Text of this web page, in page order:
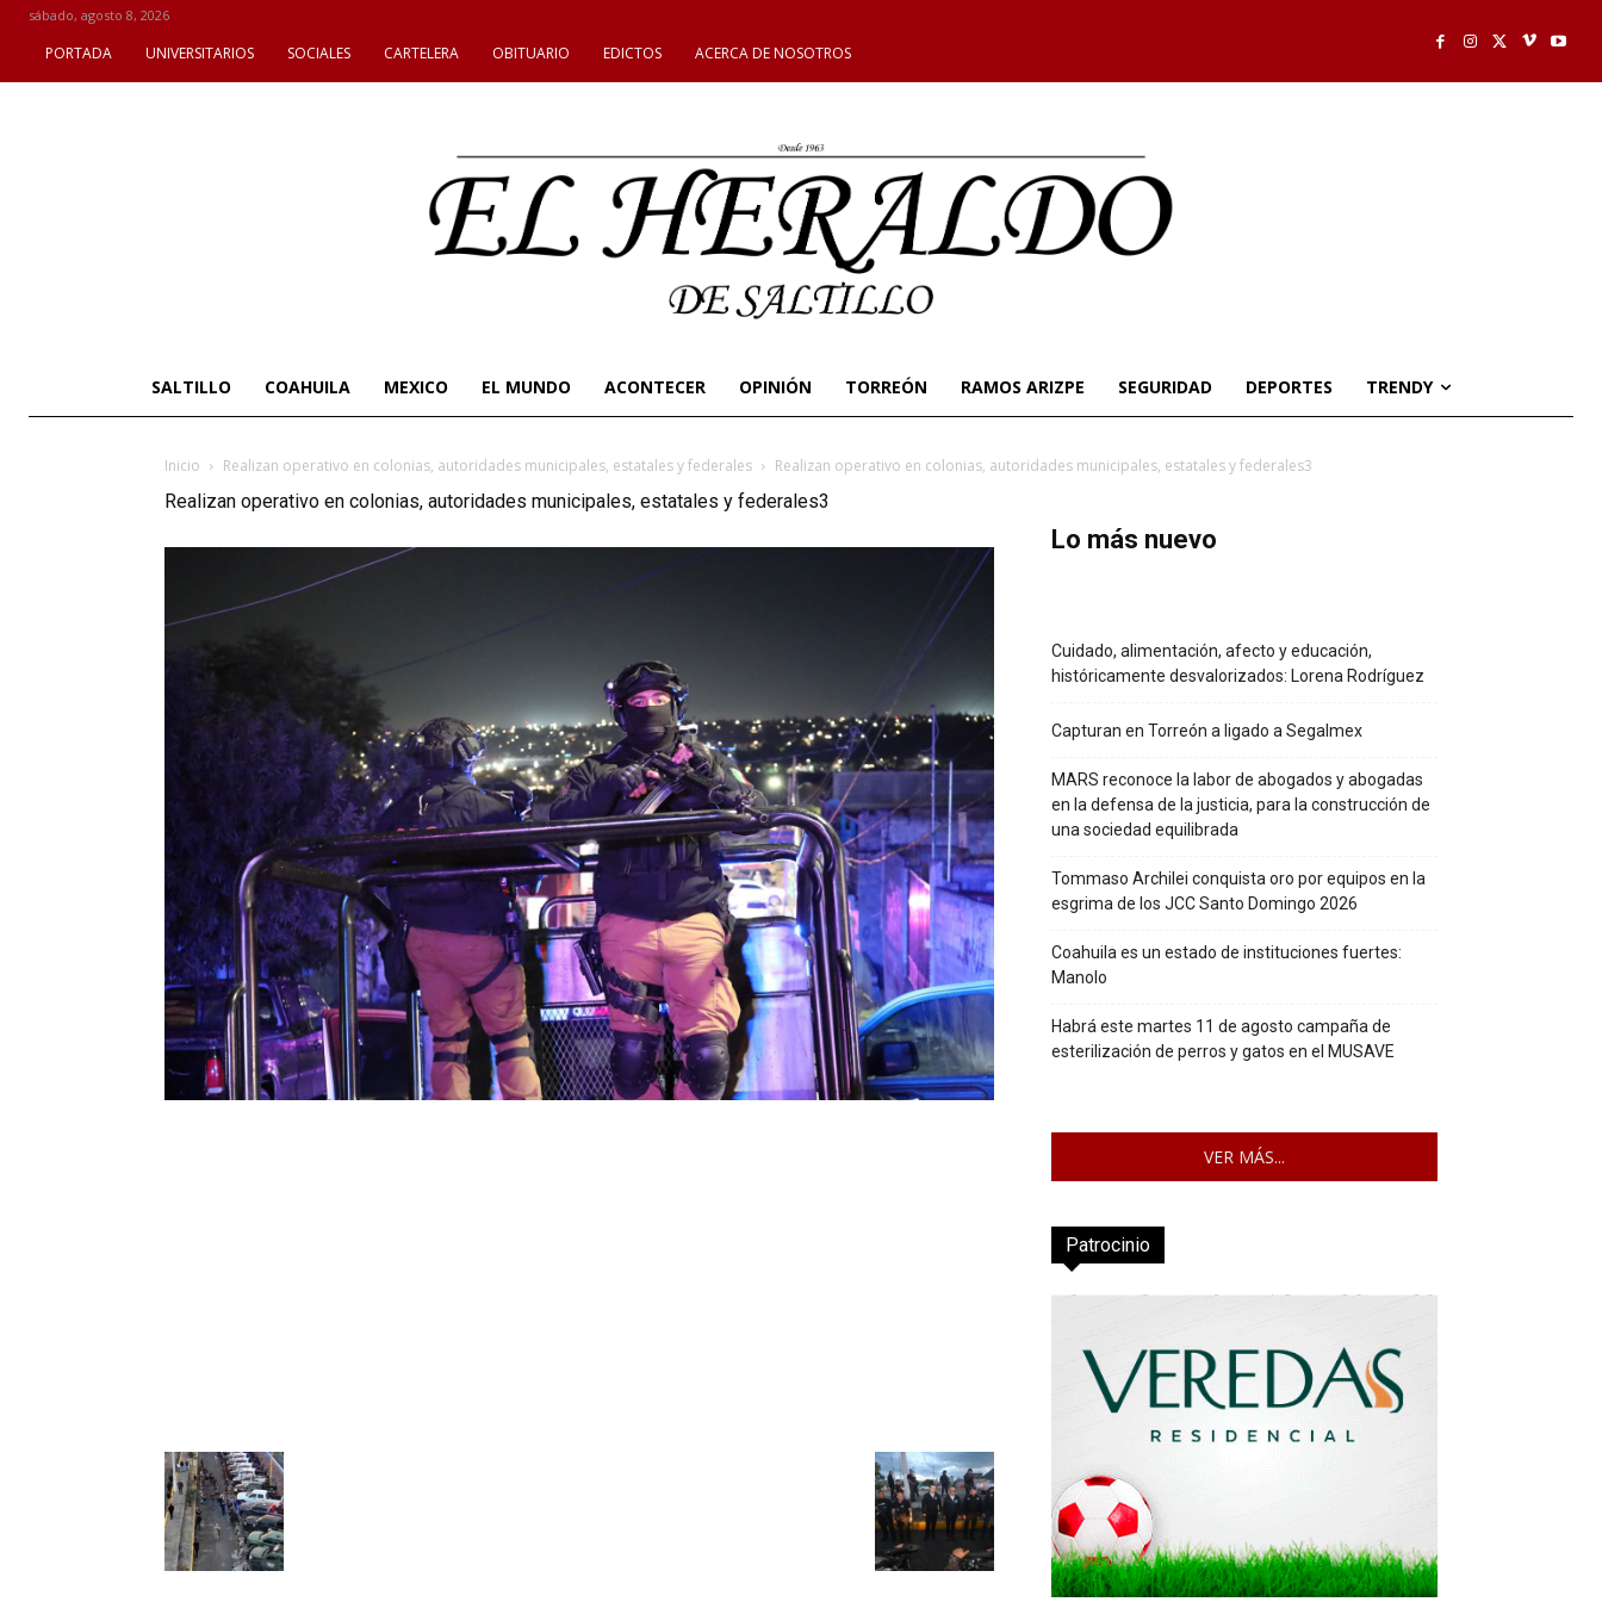
sábado, agosto 8, 2026
PORTADA UNIVERSITARIOS SOCIALES CARTELERA OBITUARIO EDICTOS ACERCA DE NOSOTROS
SALTILLO COAHUILA MEXICO EL MUNDO ACONTECER OPINIÓN TORREÓN RAMOS ARIZPE SEGURIDAD DEPORTES TRENDY
Inicio Realizan operativo en colonias, autoridades municipales, estatales y federales Realizan operativo en colonias, autoridades municipales, estatales y federales3
Realizan operativo en colonias, autoridades municipales, estatales y federales3
Lo más nuevo
Cuidado, alimentación, afecto y educación,
históricamente desvalorizados: Lorena Rodríguez
Capturan en Torreón a ligado a Segalmex
MARS reconoce la labor de abogados y abogadas
en la defensa de la justicia, para la construcción de
una sociedad equilibrada
Tommaso Archilei conquista oro por equipos en la
esgrima de los JCC Santo Domingo 2026
Coahuila es un estado de instituciones fuertes:
Manolo
Habrá este martes 11 de agosto campaña de
esterilización de perros y gatos en el MUSAVE
VER MÁS...
Patrocinio